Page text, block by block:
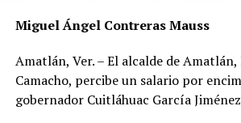
Miguel Ángel Contreras Mauss
Amatlán, Ver. – El alcalde de Amatlán,
Camacho, percibe un salario por
gobernador Cuitláhuac García